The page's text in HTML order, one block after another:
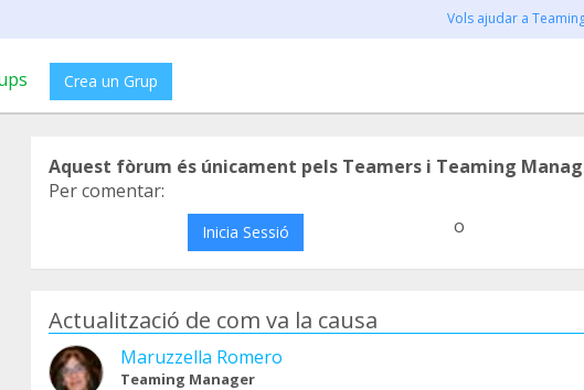
Vols ajudar a
Crea un Grup
Aquest fòrum és únicament pels Teamers i Teaming
Per comentar:
Inicia Sessió o
Actualització de com va la causa
Maruzzella Romero
Teaming Manager